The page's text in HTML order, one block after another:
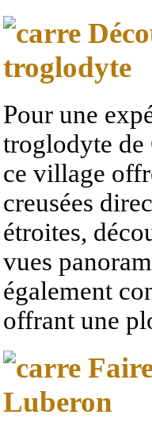
troglodyte
Pour une
troglodyte de
ce village
creusées
étroites,
vues
également
offrant une
Luberon